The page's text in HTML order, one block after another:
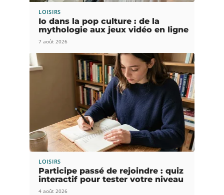
LOISIRS
Io dans la pop culture : de la
mythologie aux jeux vidéo en ligne
7 août 2026
LOISIRS
Participe passé de rejoindre : quiz
interactif pour tester votre niveau
4 août 2026